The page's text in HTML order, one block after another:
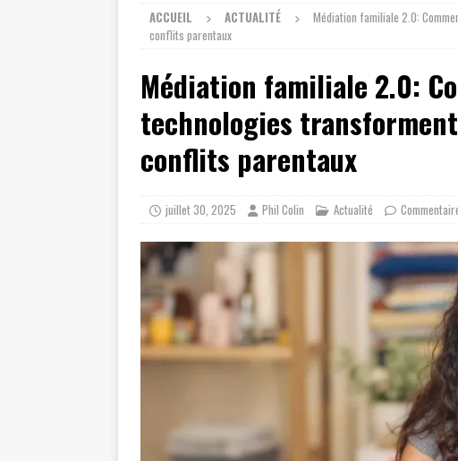
ACCUEIL ACTUALITÉ
Médiation familiale 2.0:
conflits parentaux
Médiation familiale 2.0:
technologies
conflits parentaux
juillet 30, 2025 Phil Colin Actualité